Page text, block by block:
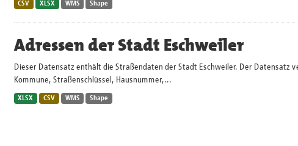
CSV XLSX WMS Shape
Adressen der Stadt Eschweiler
Dieser Datensatz enthält die Straßendaten der Stadt Eschweiler. Der Datensatz
Kommune, Straßenschlüssel, Hausnummer,...
XLSX CSV WMS Shape